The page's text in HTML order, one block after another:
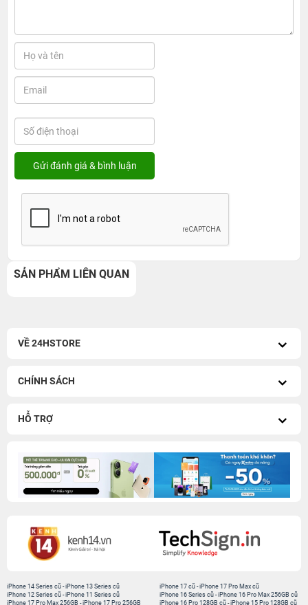
SẢN PHẨM LIÊN QUAN
VỀ 24HSTORE
CHÍNH SÁCH
HỖ TRỢ
iPhone 14 Series cũ -iPhone 13 Series cũ
iPhone 12 Series cũ -iPhone 11 Series cũ
iPhone 17 Pro Max 256GB -iPhone 17 Pro 256GB
iPhone 17 cũ-iPhone 17 Pro Max cũ
iPhone 16 Series cũ- iPhone 16 Pro Max 256GB cũ
iPhone 16 Pro 128GB cũ-iPhone 15 Pro 128GB cũ